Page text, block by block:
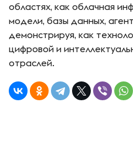
областях, как облачная
модели, базы данных,
демонстрируя, как
цифровой и
отраслей.